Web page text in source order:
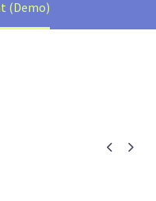
(Demo)
 